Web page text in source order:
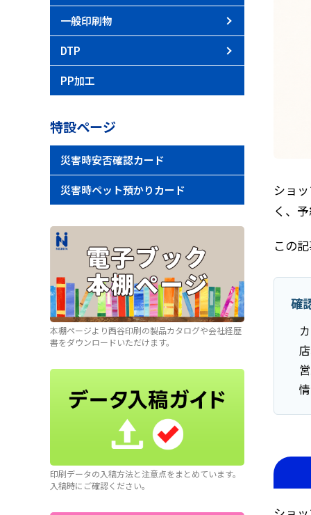
一般印刷物
DTP
PP加工
特設ページ
災害時安否確認カード
災害時ペット預かりカード
本棚ページより西谷印刷の製品カタログや会社経歴
書をダウンロードいただけます。
印刷データの入稿方法と注意点をまとめています。
入稿時にご確認ください。
ショ
く、
この
確